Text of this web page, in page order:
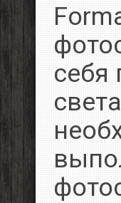
себя